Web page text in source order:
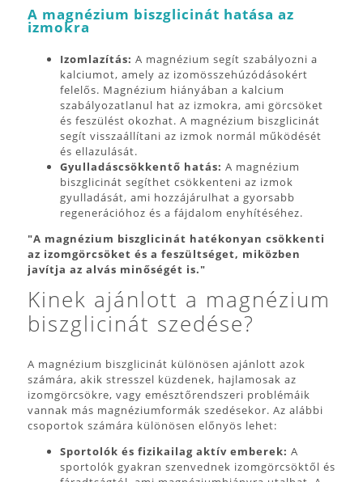
A magnézium biszglicinát hatása az
izmokra
Izomlazítás: A magnézium segít szabályozni a
kalciumot, amely az izomösszehúzódásokért
felelős. Magnézium hiányában a kalcium
szabályozatlanul hat az izmokra, ami görcsöket
és feszülést okozhat. A magnézium biszglicinát
segít visszaállítani az izmok normál működését
és ellazulását.
Gyulladáscsökkentő hatás: A magnézium
biszglicinát segíthet csökkenteni az izmok
gyulladását, ami hozzájárulhat a gyorsabb
regenerációhoz és a fájdalom enyhítéséhez.
"A magnézium biszglicinát hatékonyan csökkenti
az izomgörcsöket és a feszültséget, miközben
javítja az alvás minőségét is."
Kinek ajánlott a magnézium
biszglicinát szedése?
A magnézium biszglicinát különösen ajánlott azok
számára, akik stresszel küzdenek, hajlamosak az
izomgörcsökre, vagy emésztőrendszeri problémáik
vannak más magnéziumformák szedésekor. Az alábbi
csoportok számára különösen előnyös lehet:
Sportolók és fizikailag aktív emberek: A
sportolók gyakran szenvednek izomgörcsöktől és